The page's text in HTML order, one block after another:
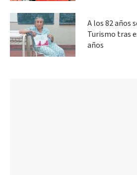
A los 82 años
Turismo tras
años